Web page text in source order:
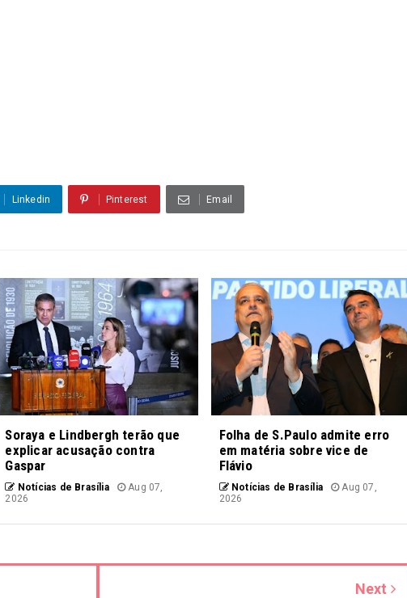
Linkedin Pinterest Email
Soraya e Lindbergh terão que
explicar acusação contra
Gaspar
Notícias de Brasília
Aug 07,
2026
Folha de S.Paulo admite erro
em matéria sobre vice de
Flávio
Notícias de Brasília
Aug 07,
2026
Next